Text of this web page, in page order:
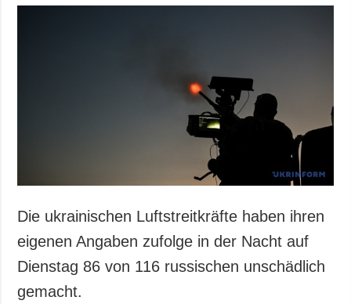
Die ukrainischen Luftstreitkräfte haben ihren
eigenen Angaben zufolge in der Nacht auf
Dienstag 86 von 116 russischen unschädlich
gemacht.